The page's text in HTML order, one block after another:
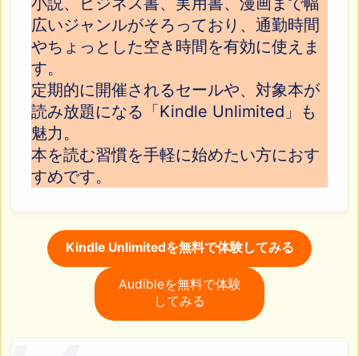
広いジャンルがそろっており、通勤時間
やちょっとした空き時間を有効に使えま
す。
定期的に開催されるセールや、対象本が
読み放題になる「Kindle Unlimited」も
魅力。
本を読む習慣を手軽に始めたい方におす
すめです。
Kindle Unlimitedを無料で体験してみる
Audibleを無料で体験
してみる